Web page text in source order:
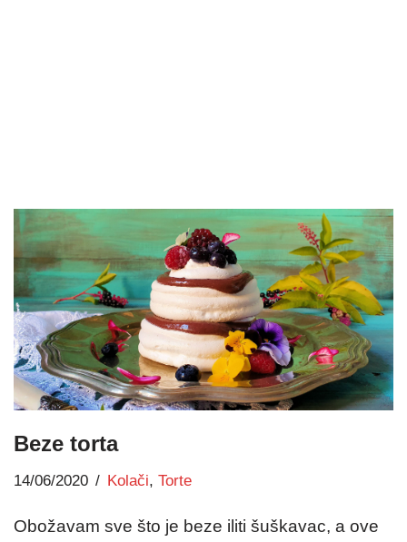
Beze torta
14/06/2020 Kolači, Torte
Obožavam sve što je beze iliti šuškavac, a ove